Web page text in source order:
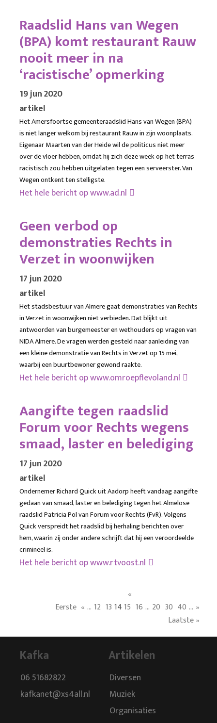
Raadslid Hans van Wegen
(BPA) komt restaurant Rauw
nooit meer in na
‘racistische’ opmerking
19 jun 2020
artikel
Het Amersfoortse gemeenteraadslid Hans van Wegen (BPA)
is niet langer welkom bij restaurant Rauw in zijn woonplaats.
Eigenaar Maarten van der Heide wil de politicus niet meer
over de vloer hebben, omdat hij zich deze week op het terras
racistisch zou hebben uitgelaten tegen een serveerster. Van
Wegen ontkent ten stelligste.
Het hele bericht opwww.ad.nl
Geen verbod op
demonstraties Rechts in
Verzet in woonwijken
17 jun 2020
artikel
Het stadsbestuur van Almere gaat demonstraties van Rechts
in Verzet in woonwijken niet verbieden. Dat blijkt uit
antwoorden van burgemeester en wethouders op vragen van
NIDA Almere. De vragen werden gesteld naar aanleiding van
een kleine demonstratie van Rechts in Verzet op 15 mei,
waarbij een buurtbewoner gewond raakte.
Het hele bericht opwww.omroepflevoland.nl
Aangifte tegen raadslid
Forum voor Rechts wegens
smaad, laster en belediging
17 jun 2020
artikel
Ondernemer Richard Quick uit Aadorp heeft vandaag aangifte
gedaan van smaad, laster en belediging tegen het Almelose
raadslid Patricia Pol van Forum voor Rechts (FvR). Volgens
Quick verspreidt het raadslid bij herhaling berichten over
hem, waarin zij onder andere schrijft dat hij een veroordeelde
crimineel is.
Het hele bericht opwww.rtvoost.nl
«
Eerste « ... 12 13 14 15 16 ... 20 30 40 ... »
Laatste »
Kafka
06 51682822
kafkanet@xs4all.nl
Artikelen
Diversen
Muziek
Organisaties